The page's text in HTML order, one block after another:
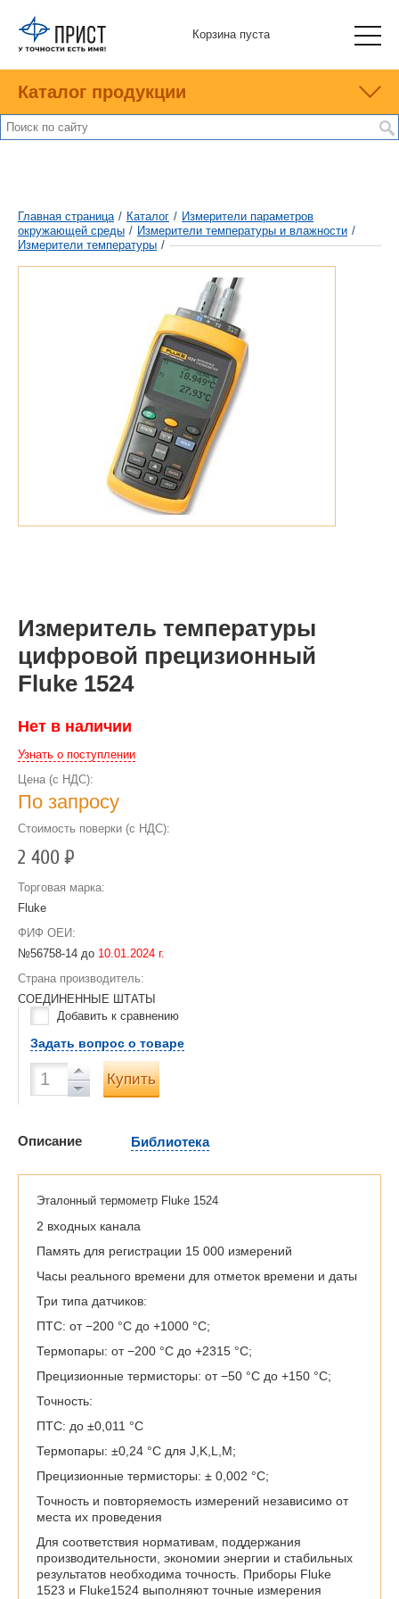
Корзина пуста
Каталог продукции
Главная страница / Каталог / Измерители параметров
окружающей среды / Измерители температуры и влажности /
Измерители температуры /
Измеритель температуры
цифровой прецизионный
Fluke 1524
Нет в наличии
Узнать о поступлении
Цена (с НДС):
По запросу
Стоимость поверки (с НДС):
2 400Р
Торговая марка:
Fluke
ФИФ ОЕИ:
№56758-14 до 10.01.2024 г.
Страна производитель:
СОЕДИНЕННЫЕ ШТАТЫ
Добавить к сравнению
Задать вопрос о товаре
Купить
Описание Библиотека
Эталонный термометр Fluke 1524
2 входных канала
Память для регистрации 15 000 измерений
Часы реального времени для отметок времени и даты
Три типа датчиков:
ПТС: от −200 °C до +1000 °C;
Термопары: от −200 °C до +2315 °C;
Прецизионные термисторы: от −50 °C до +150 °C;
Точность:
ПТС: до ±0,011 °C
Термопары: ±0,24 °C для J,K,L,M;
Прецизионные термисторы: ± 0,002 °C;
Точность и повторяемость измерений независимо от
места их проведения
Для соответствия нормативам, поддержания
производительности, экономии энергии и стабильных
результатов необходима точность. Приборы Fluke
1523 и Fluke1524 выполняют точные измерения